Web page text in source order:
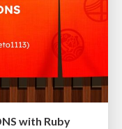
with Ruby